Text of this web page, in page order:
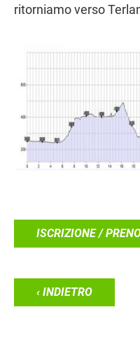
ritorniamo verso
ISCRIZIONE /
‹ INDIETRO